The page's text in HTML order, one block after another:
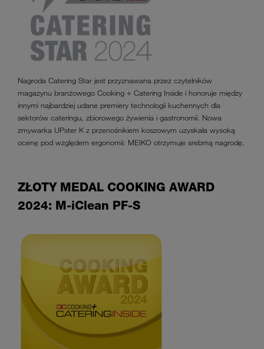
Nagroda Catering Star jest przyznawana przez czytelników
magazynu branżowego Cooking + Catering Inside i honoruje między
innymi najbardziej udane premiery technologii kuchennych dla
sektorów cateringu, zbiorowego żywienia i gastronomii. Nowa
zmywarka UPster K z przenośnikiem koszowym uzyskała wysoką
ocenę pod względem ergonomii: MEIKO otrzymuje srebrną nagrodę.
ZŁOTY MEDAL COOKING AWARD
2024: M-iClean PF-S